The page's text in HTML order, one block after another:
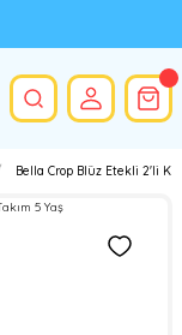
Bella Crop Blüz Etekli 2'li